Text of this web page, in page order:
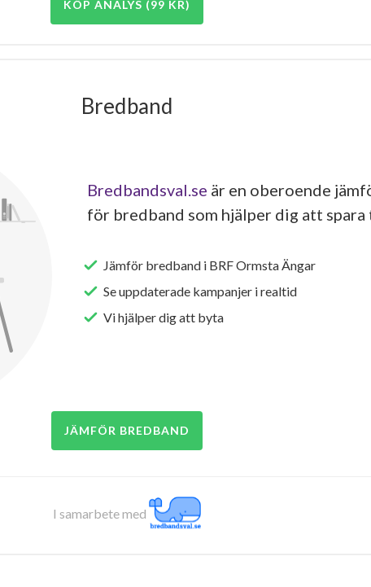
KÖP ANALYS (99 KR)
Bredband
Bredbandsval.se är en oberoende
för bredband som hjälper dig att spara
Jämför bredband i BRF Ormsta Ängar
Se uppdaterade kampanjer i realtid
Vi hjälper dig att byta
JÄMFÖR BREDBAND
I samarbete med